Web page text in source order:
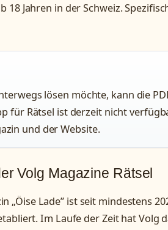
18 Jahren in der Schweiz.
lösen möchte, kann die
für Rätsel ist derzeit nicht
und der Website.
Volg Magazine Rätsel
„Öise Lade” ist seit mindestens
Im Laufe der Zeit hat Volg